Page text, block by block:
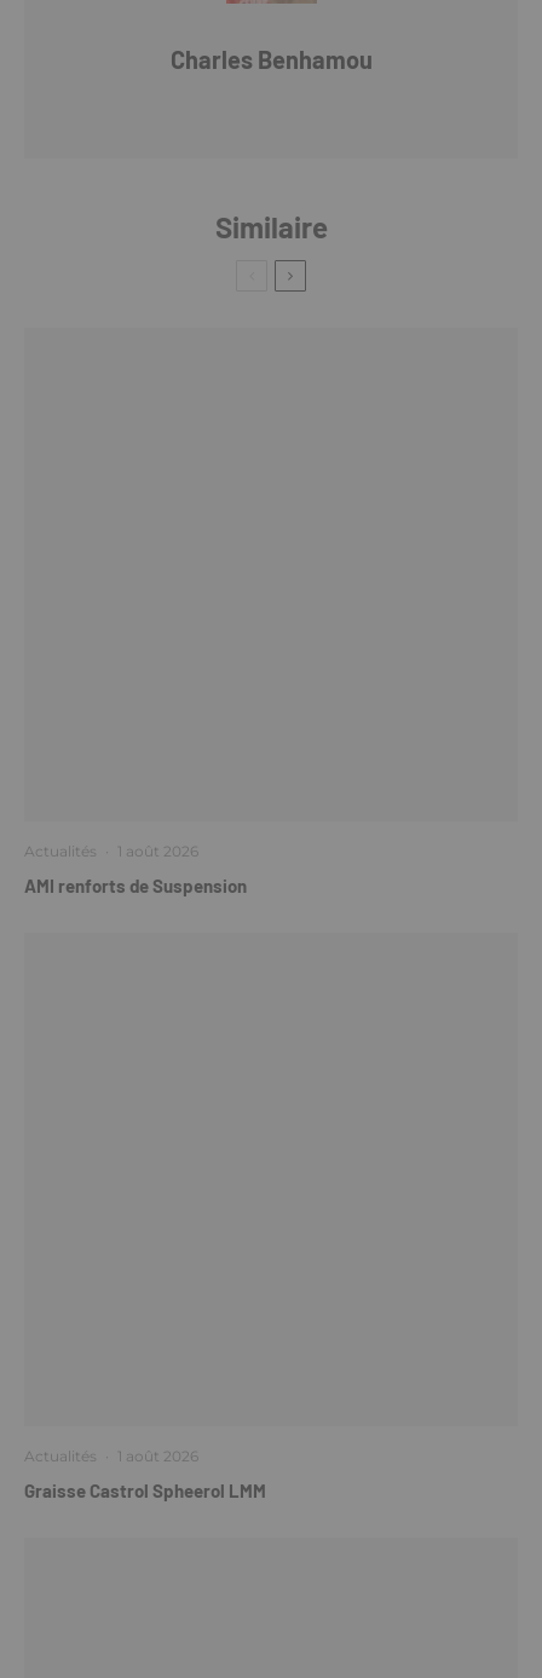
Charles Benhamou
Similaire
Actualités · 1 août 2026
AMI renforts de Suspension
Actualités · 1 août 2026
Graisse Castrol Spheerol LMM